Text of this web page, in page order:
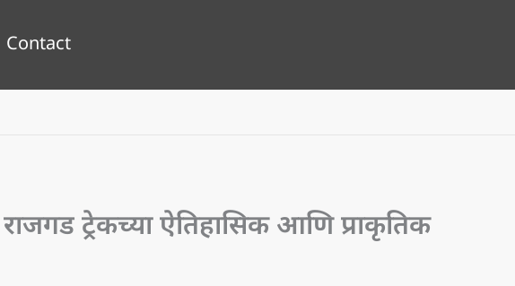
Contact
राजगड ट्रेकच्या ऐतिहासिक आणि प्राकृतिक